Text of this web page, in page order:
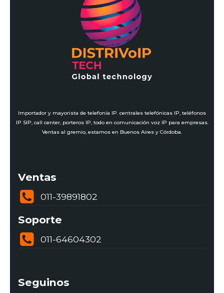
Importador y mayorista de telefonía IP. centrales telefónicas IP, teléfonos
IP SIP, call center, porteros IP, todo en comunicación voz IP para empresas.
Ventas al gremio, estamos en Buenos Aires y Córdoba.
Ventas
011-39891802
Soporte
011-64604302
Seguinos